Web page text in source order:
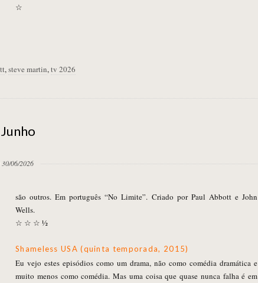
☆
,steve martin,tv 2026
30/06/2026
são outros. Em português “No Limite”. Criado por Paul Abbott e John
Wells.
☆ ☆ ☆ ½
Shameless USA (quinta temporada, 2015)
Eu vejo estes episódios como um drama, não como comédia dramática e
muito menos como comédia. Mas uma coisa que quase nunca falha é em